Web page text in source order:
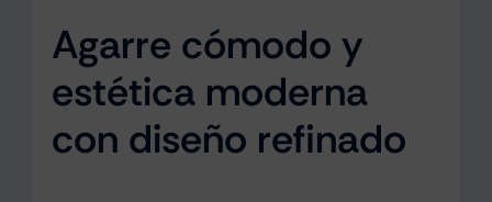
Agarre cómodo y
estética moderna
con diseño refinado